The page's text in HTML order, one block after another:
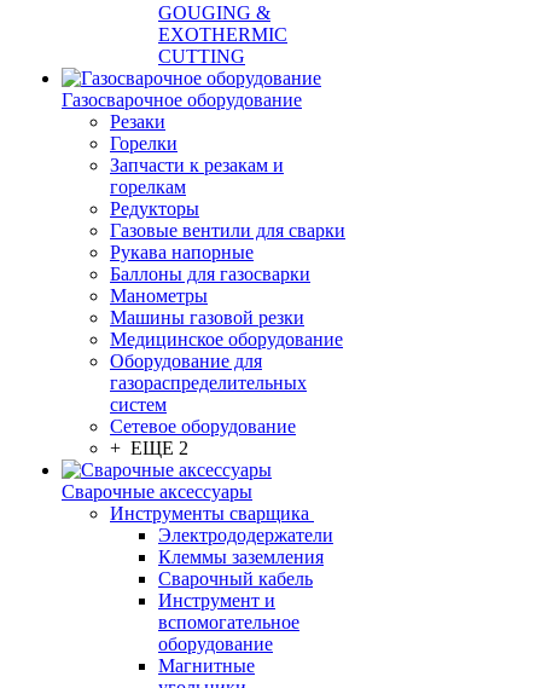
GOUGING &
EXOTHERMIC
CUTTING
Газосварочное оборудование
Резаки
Горелки
Запчасти к резакам и
горелкам
Редукторы
Газовые вентили для сварки
Рукава напорные
Баллоны для газосварки
Манометры
Машины газовой резки
Медицинское оборудование
Оборудование для
газораспределительных
систем
Сетевое оборудование
+ ЕЩЕ 2
Сварочные аксессуары
Инструменты сварщика
Электрододержатели
Клеммы заземления
Сварочный кабель
Инструмент и
вспомогательное
оборудование
Магнитные